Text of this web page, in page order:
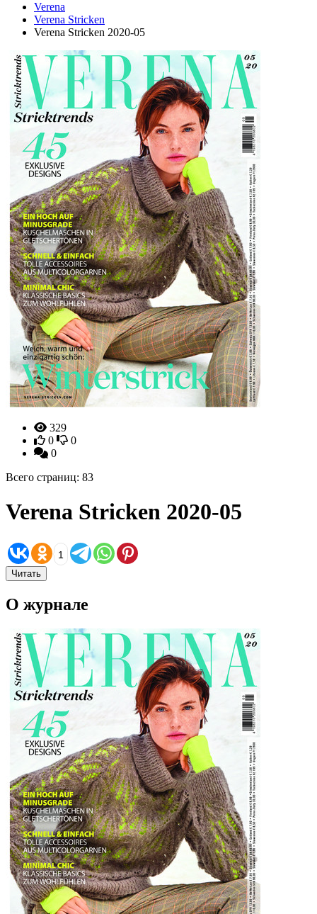
Verena
Verena Stricken
Verena Stricken 2020-05
329
0
0
0
Всего страниц: 83
Verena Stricken 2020-05
1
Читать
О журнале